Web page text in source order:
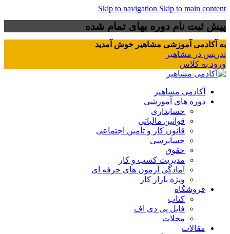
Skip to navigation Skip to main content
پیش ثبت نام دوره بهای تمام شده
به آکادمی آموزشی مشاهیر خوش آمدید
تدریس در مشاهیر
ورود به کلاس
آکادمی مشاهیر
دوره های آموزشی
حسابداری
قوانین مالیاتی
قانون کار و تأمین اجتماعی
حسابرسی
حقوق
مدیریت کسب و کار
آمادگی آزمون های حرفه ای
ویژه بازار کار
فروشگاه
کتاب
فایل پی دی اف
مجلات
مقالات